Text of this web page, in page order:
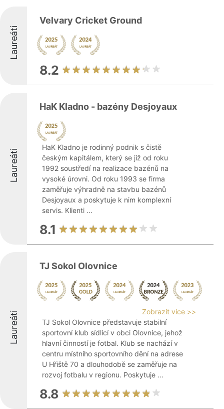
Laureáti
Velvary Cricket Ground
8.2
Laureáti
HaK Kladno - bazény Desjoyaux
HaK Kladno je rodinný podnik s čistě
českým kapitálem, který se již od roku
1992 soustředí na realizace bazénů na
vysoké úrovni. Od roku 1993 se firma
zaměřuje výhradně na stavbu bazénů
Desjoyaux a poskytuje k nim komplexní
servis. Klienti ...
8.1
Laureáti
TJ Sokol Olovnice
Zobrazit více >>
TJ Sokol Olovnice představuje stabilní
sportovní klub sídlící v obci Olovnice, jehož
hlavní činností je fotbal. Klub se nachází v
centru místního sportovního dění na adrese
U Hřiště 70 a dlouhodobě se zaměřuje na
rozvoj fotbalu v regionu. Poskytuje ...
8.8